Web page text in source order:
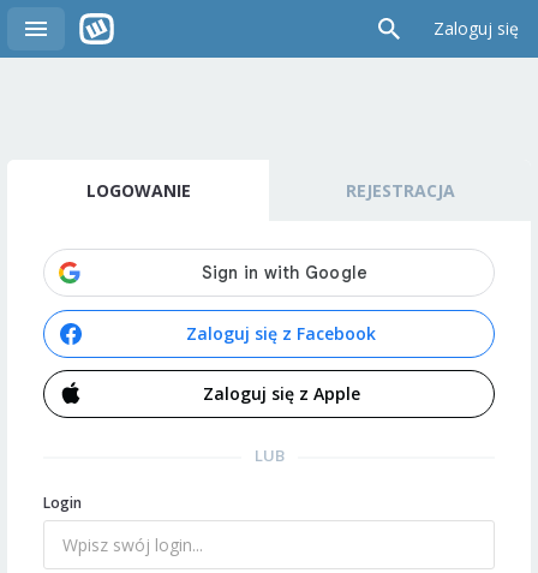
Zaloguj się
LOGOWANIE REJESTRACJA
Zaloguj się z Facebook
Zaloguj się z Apple
LUB
Login